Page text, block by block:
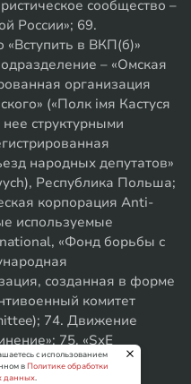
сообщество –
России»; 69.
«Вступить в ВКП(б)»
– «Омская
организация
(«Полк iмя Кастуся
структурными
народных депутатов»
Республика Польша;
корпорация Anti-
используемые
«Фонд борьбы с
созданная в форме
комитет
74. Движение
75. «SxE
с использованием
вПолитике обработки
данных.